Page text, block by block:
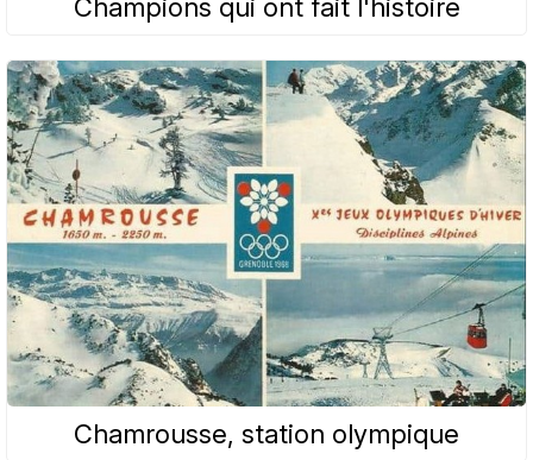
Champions qui ont fait l'histoire
Chamrousse, station olympique